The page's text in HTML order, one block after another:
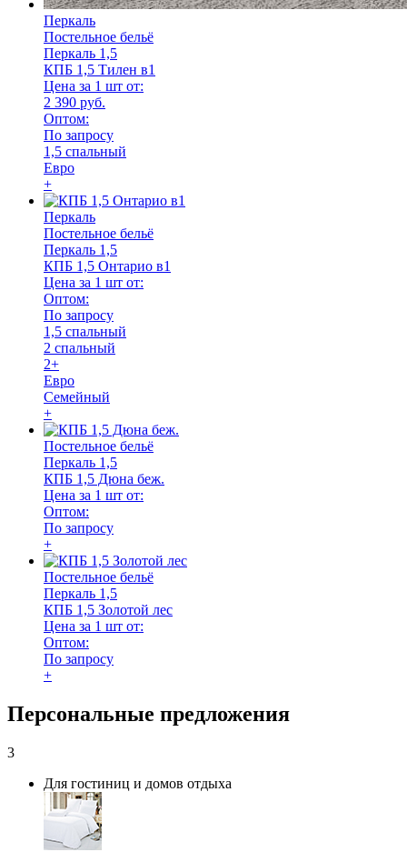
Перкаль
Постельное бельё
Перкаль 1,5
КПБ 1,5 Тилен в1
Цена за 1 шт от:
2 390 руб.
Оптом:
По запросу
1,5 спальный
Евро
+
Перкаль
Постельное бельё
Перкаль 1,5
КПБ 1,5 Онтарио в1
Цена за 1 шт от:
Оптом:
По запросу
1,5 спальный
2 спальный
2+
Евро
Семейный
+
Постельное бельё
Перкаль 1,5
КПБ 1,5 Дюна беж.
Цена за 1 шт от:
Оптом:
По запросу
+
Постельное бельё
Перкаль 1,5
КПБ 1,5 Золотой лес
Цена за 1 шт от:
Оптом:
По запросу
+
Персональные предложения
3
Для гостиниц и домов отдыха